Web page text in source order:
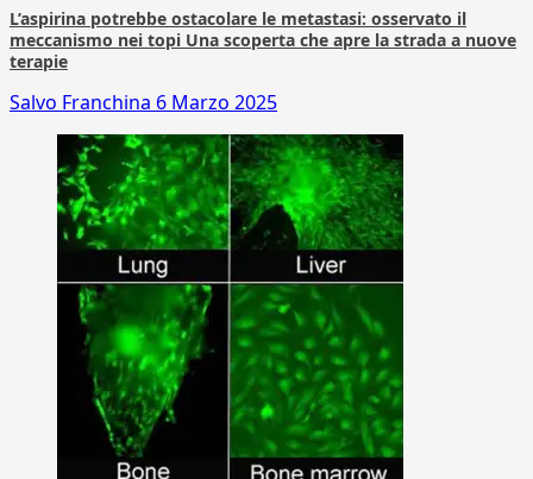
L’aspirina potrebbe ostacolare le metastasi: osservato il
meccanismo nei topi Una scoperta che apre la strada a nuove
terapie
Salvo Franchina 6 Marzo 2025